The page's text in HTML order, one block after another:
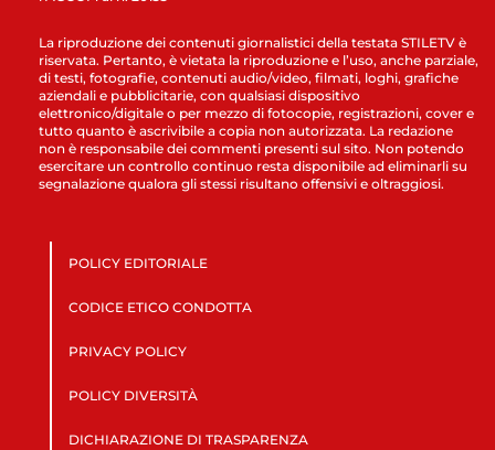
La riproduzione dei contenuti giornalistici della testata STILETV è
riservata. Pertanto, è vietata la riproduzione e l’uso, anche parziale,
di testi, fotografie, contenuti audio/video, filmati, loghi, grafiche
aziendali e pubblicitarie, con qualsiasi dispositivo
elettronico/digitale o per mezzo di fotocopie, registrazioni, cover e
tutto quanto è ascrivibile a copia non autorizzata. La redazione
non è responsabile dei commenti presenti sul sito. Non potendo
esercitare un controllo continuo resta disponibile ad eliminarli su
segnalazione qualora gli stessi risultano offensivi e oltraggiosi.
POLICY EDITORIALE
CODICE ETICO CONDOTTA
PRIVACY POLICY
POLICY DIVERSITÀ
DICHIARAZIONE DI TRASPARENZA